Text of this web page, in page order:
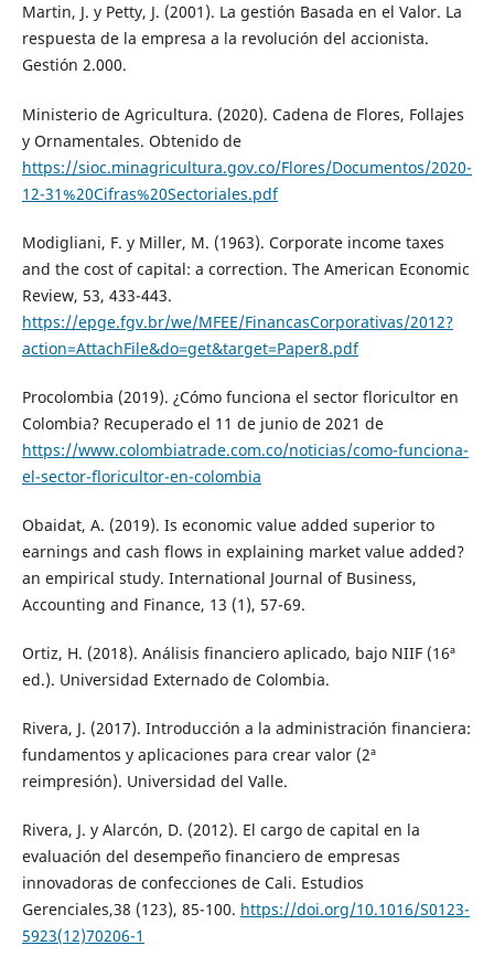
Martin, J. y Petty, J. (2001). La gestión Basada en el Valor. La
respuesta de la empresa a la revolución del accionista.
Gestión 2.000.
Ministerio de Agricultura. (2020). Cadena de Flores, Follajes
y Ornamentales. Obtenido de
https://sioc.minagricultura.gov.co/Flores/Documentos/2020-
12-31%20Cifras%20Sectoriales.pdf
Modigliani, F. y Miller, M. (1963). Corporate income taxes
and the cost of capital: a correction. The American Economic
Review, 53, 433-443.
https://epge.fgv.br/we/MFEE/FinancasCorporativas/2012?
action=AttachFile&do=get&target=Paper8.pdf
Procolombia (2019). ¿Cómo funciona el sector floricultor en
Colombia? Recuperado el 11 de junio de 2021 de
https://www.colombiatrade.com.co/noticias/como-funciona-
el-sector-floricultor-en-colombia
Obaidat, A. (2019). Is economic value added superior to
earnings and cash flows in explaining market value added?
an empirical study. International Journal of Business,
Accounting and Finance, 13 (1), 57-69.
Ortiz, H. (2018). Análisis financiero aplicado, bajo NIIF (16ª
ed.). Universidad Externado de Colombia.
Rivera, J. (2017). Introducción a la administración financiera:
fundamentos y aplicaciones para crear valor (2ª
reimpresión). Universidad del Valle.
Rivera, J. y Alarcón, D. (2012). El cargo de capital en la
evaluación del desempeño financiero de empresas
innovadoras de confecciones de Cali. Estudios
Gerenciales,38 (123), 85-100. https://doi.org/10.1016/S0123-
5923(12)70206-1